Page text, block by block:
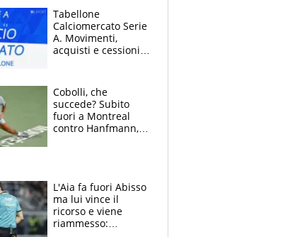
Tabellone
Calciomercato Serie
A. Movimenti,
acquisti e cessioni:
Cobolli, che
succede? Subito
fuori a Montreal
contro Hanfmann,
L'Aia fa fuori Abisso
ma lui vince il
ricorso e viene
riammesso: